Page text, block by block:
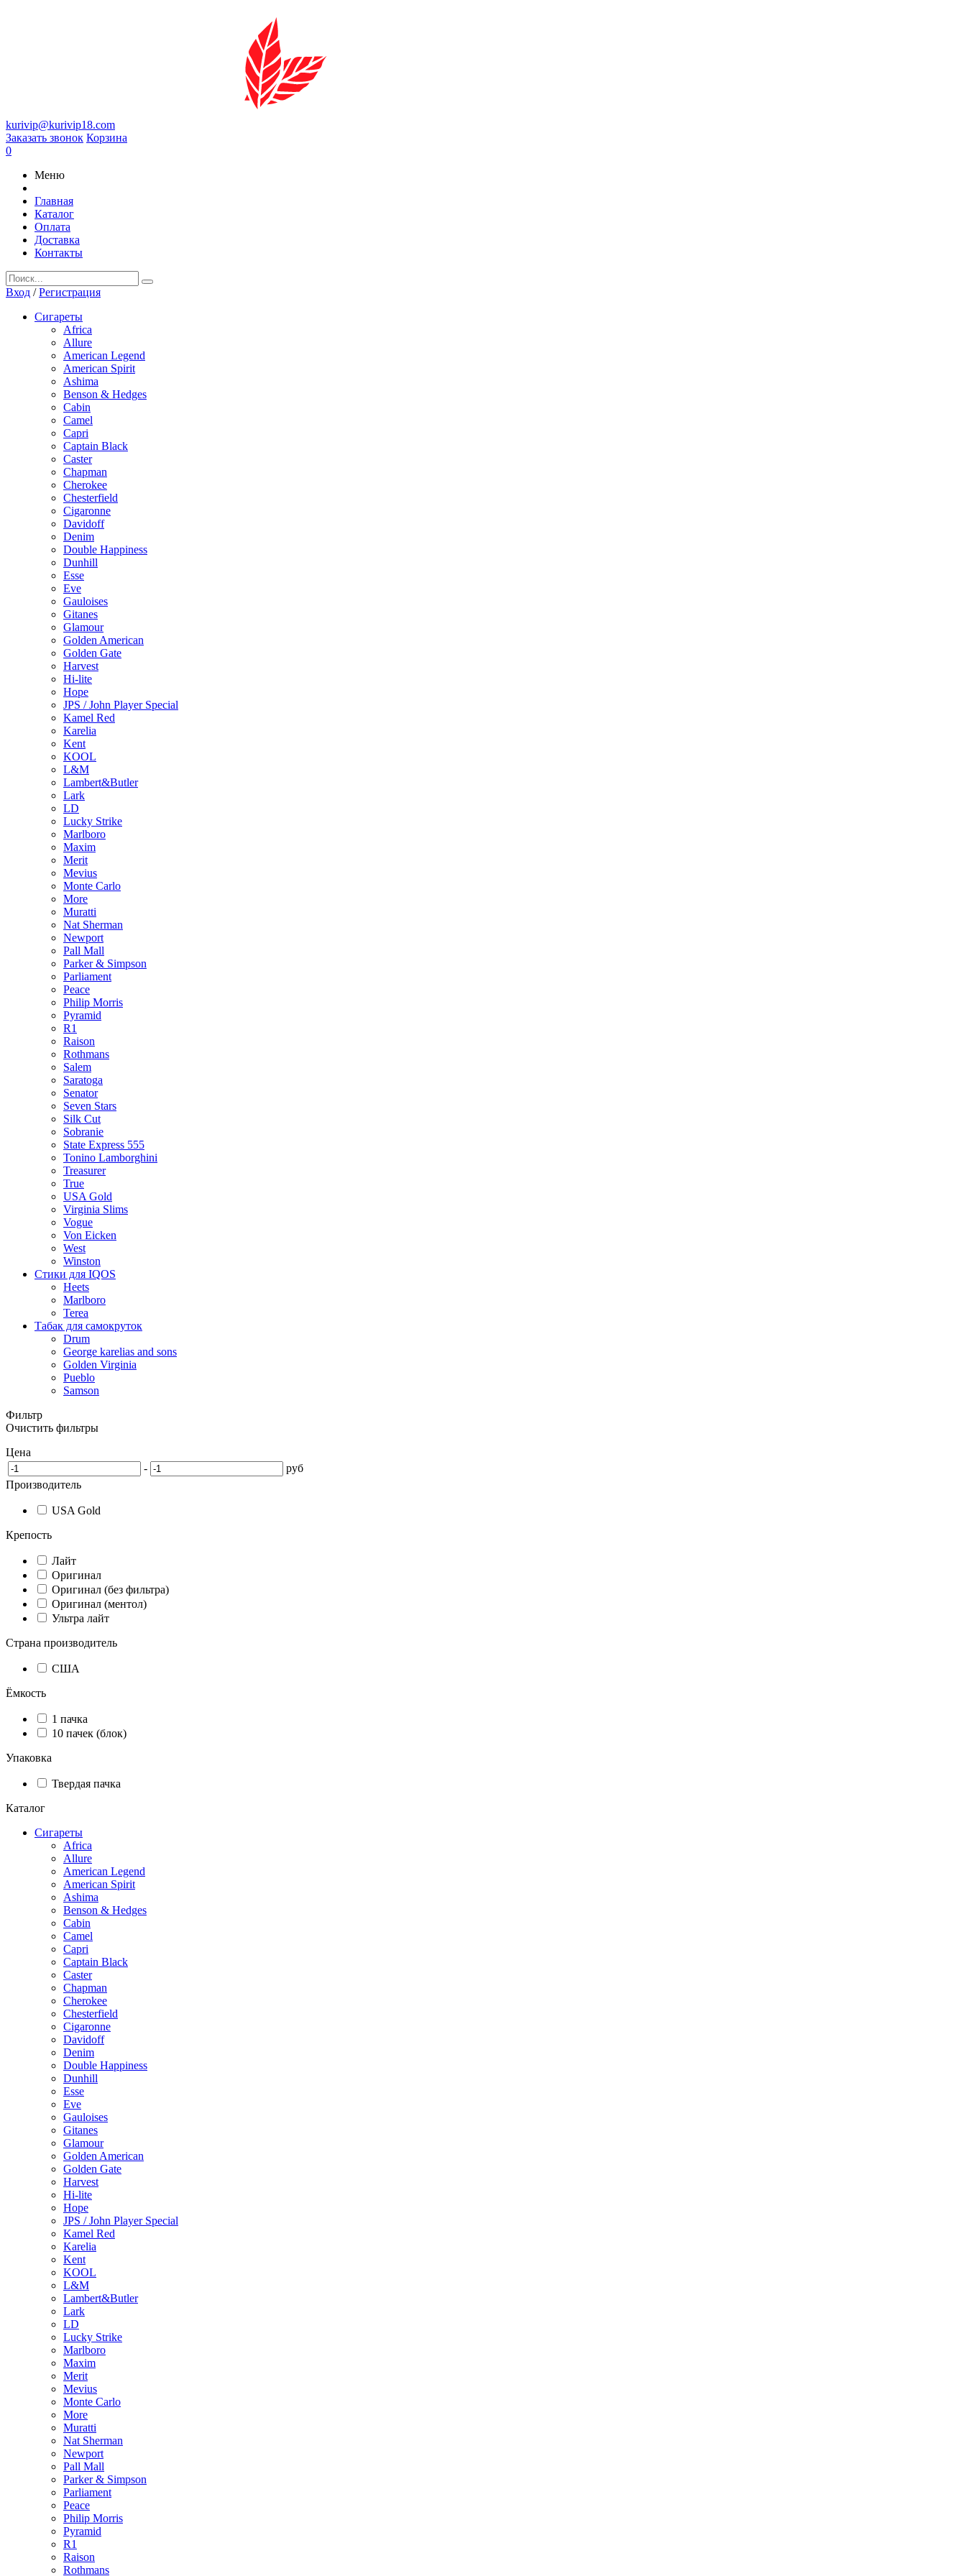
kurivip@kurivip18.com
Заказать звонок Корзина
0
Меню
Главная
Каталог
Оплата
Доставка
Контакты
Вход /Регистрация
Сигареты
Africa
Allure
American Legend
American Spirit
Ashima
Benson & Hedges
Cabin
Camel
Capri
Captain Black
Caster
Chapman
Cherokee
Chesterfield
Cigaronne
Davidoff
Denim
Double Happiness
Dunhill
Esse
Eve
Gauloises
Gitanes
Glamour
Golden American
Golden Gate
Harvest
Hi-lite
Hope
JPS / John Player Special
Kamel Red
Karelia
Kent
KOOL
L&M
Lambert&Butler
Lark
LD
Lucky Strike
Marlboro
Maxim
Merit
Mevius
Monte Carlo
More
Muratti
Nat Sherman
Newport
Pall Mall
Parker & Simpson
Parliament
Peace
Philip Morris
Pyramid
R1
Raison
Rothmans
Salem
Saratoga
Senator
Seven Stars
Silk Cut
Sobranie
State Express 555
Tonino Lamborghini
Treasurer
True
USA Gold
Virginia Slims
Vogue
Von Eicken
West
Winston
Стики для IQOS
Heets
Marlboro
Terea
Табак для самокруток
Drum
George karelias and sons
Golden Virginia
Pueblo
Samson
Фильтр
Очистить фильтры
Цена
-
руб
Производитель
USA Gold
Крепость
Лайт
Оригинал
Оригинал (без фильтра)
Оригинал (ментол)
Ультра лайт
Страна производитель
США
Ёмкость
1 пачка
10 пачек (блок)
Упаковка
Твердая пачка
Каталог
Сигареты
Africa
Allure
American Legend
American Spirit
Ashima
Benson & Hedges
Cabin
Camel
Capri
Captain Black
Caster
Chapman
Cherokee
Chesterfield
Cigaronne
Davidoff
Denim
Double Happiness
Dunhill
Esse
Eve
Gauloises
Gitanes
Glamour
Golden American
Golden Gate
Harvest
Hi-lite
Hope
JPS / John Player Special
Kamel Red
Karelia
Kent
KOOL
L&M
Lambert&Butler
Lark
LD
Lucky Strike
Marlboro
Maxim
Merit
Mevius
Monte Carlo
More
Muratti
Nat Sherman
Newport
Pall Mall
Parker & Simpson
Parliament
Peace
Philip Morris
Pyramid
R1
Raison
Rothmans